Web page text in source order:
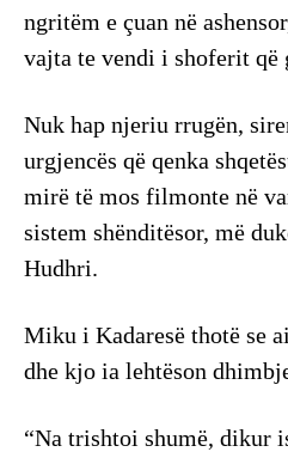
ngritëm e çuan në
vajta te vendi i shoferit që
Nuk hap njeriu rrugën,
urgjencës që qenka
mirë të mos filmonte në
sistem shënditësor, më
Hudhri.
Miku i Kadaresë thotë se
dhe kjo ia lehtëson
“Na trishtoi shumë, dikur